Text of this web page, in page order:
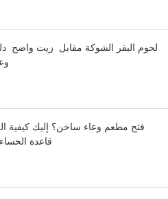
لحوم البقر الشوكة مقابل. زيت واضح:
فتح مطعم وعاء ساخن؟ إليك كيفية
قاعدة